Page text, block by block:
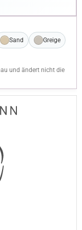
Sand Greige
und ändert nicht die